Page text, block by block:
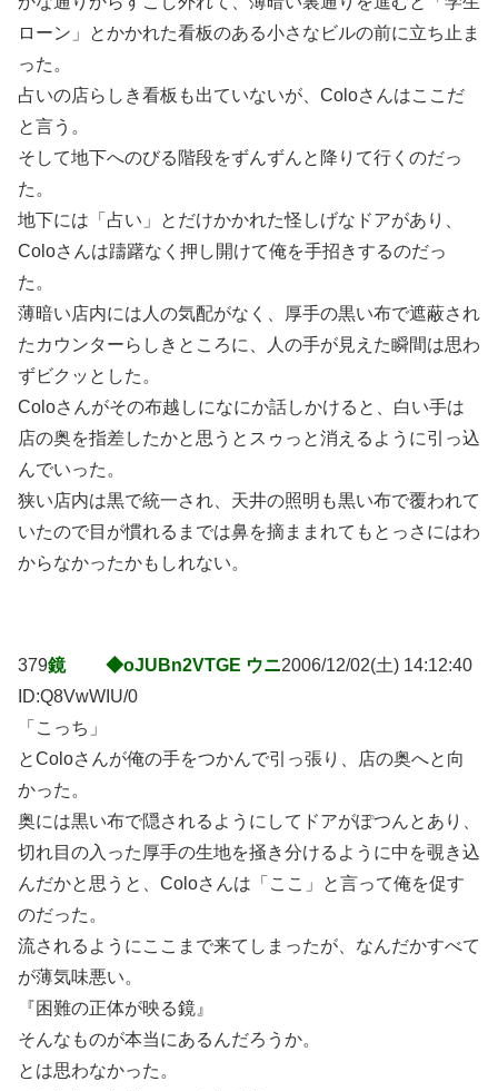
ローン」とかかれた看板のある小さなビルの前に立ち止ま
った。
占いの店らしき看板も出ていないが、Coloさんはここだ
と言う。
そして地下へのびる階段をずんずんと降りて行くのだっ
た。
地下には「占い」とだけかかれた怪しげなドアがあり、
Coloさんは躊躇なく押し開けて俺を手招きするのだっ
た。
薄暗い店内には人の気配がなく、厚手の黒い布で遮蔽され
たカウンターらしきところに、人の手が見えた瞬間は思わ
ずビクッとした。
Coloさんがその布越しになにか話しかけると、白い手は
店の奥を指差したかと思うとスゥっと消えるように引っ込
んでいった。
狭い店内は黒で統一され、天井の照明も黒い布で覆われて
いたので目が慣れるまでは鼻を摘ままれてもとっさにはわ
からなかったかもしれない。
379鏡 ◆oJUBn2VTGE ウニ2006/12/02(土) 14:12:40
ID:Q8VwWIU/0
「こっち」
とColoさんが俺の手をつかんで引っ張り、店の奥へと向
かった。
奥には黒い布で隠されるようにしてドアがぽつんとあり、
切れ目の入った厚手の生地を掻き分けるように中を覗き込
んだかと思うと、Coloさんは「ここ」と言って俺を促す
のだった。
流されるようにここまで来てしまったが、なんだかすべて
が薄気味悪い。
『困難の正体が映る鏡』
そんなものが本当にあるんだろうか。
とは思わなかった。